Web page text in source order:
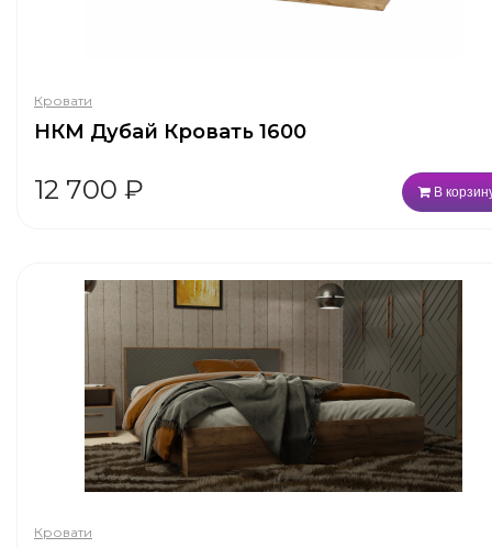
Кровати
НКМ Дубай Кровать 1600
12 700 ₽ В
Кровати